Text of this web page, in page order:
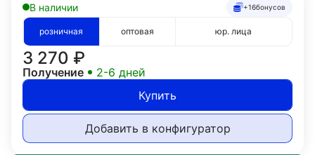
В наличии +16бонусов
розничная оптовая юр. лица
3 270 ₽
Получение
2-6 дней
Купить
Добавить в конфигуратор